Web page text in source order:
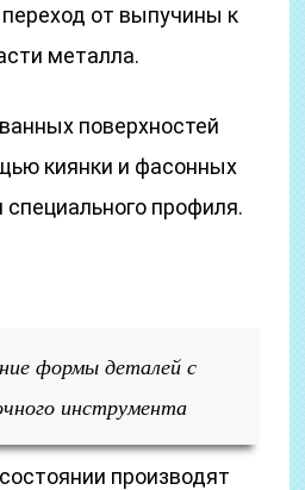
от выпучины к
металла.
поверхностей
киянки и фасонных
специального профиля.
формы деталей с
инструмента
производят